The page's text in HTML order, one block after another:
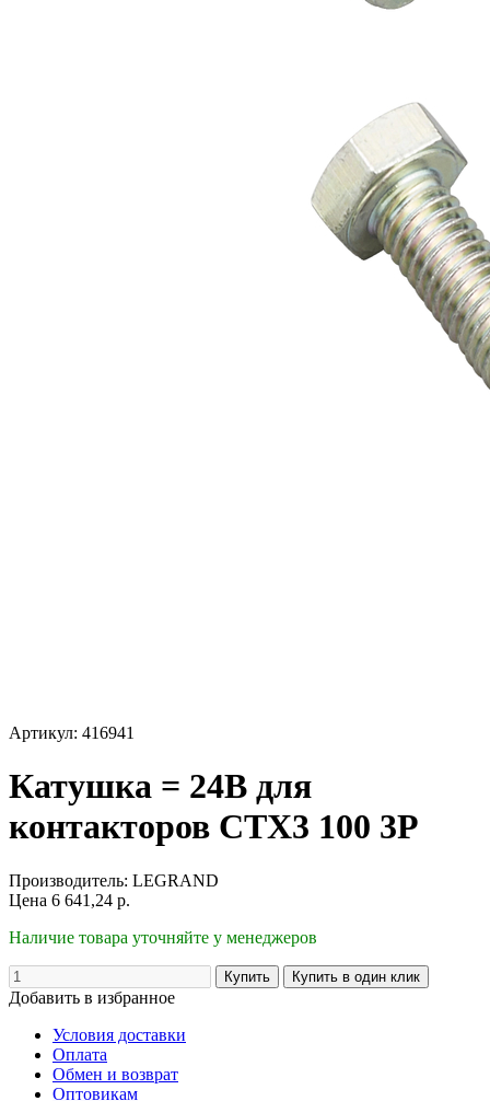
Артикул: 416941
Катушка = 24В для
контакторов CTX3 100 3P
Производитель: LEGRAND
Цена 6 641,24 р.
Наличие товара уточняйте у менеджеров
Добавить в избранное
Условия доставки
Оплата
Обмен и возврат
Оптовикам